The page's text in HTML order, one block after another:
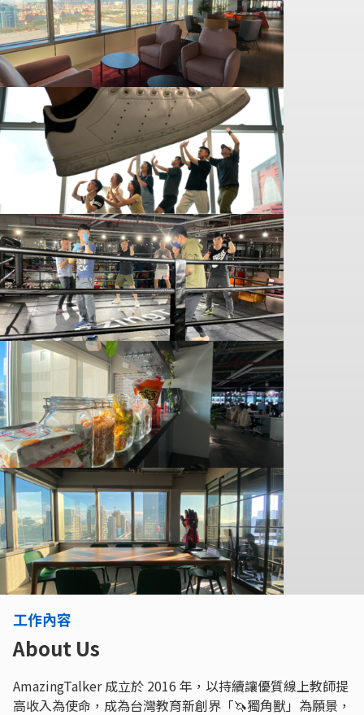
工作內容
About Us
AmazingTalker 成立於 2016 年，以持續讓優質線上教師提
高收入為使命，成為台灣教育新創界「🦄獨角獸」為願景，